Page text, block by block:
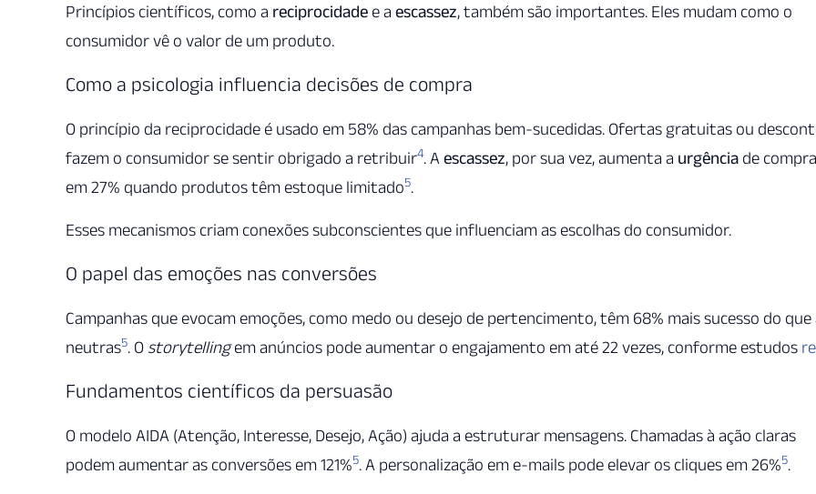
Princípios científicos, como a reciprocidade e a escassez, também são importantes. Eles mudam como o
consumidor vê o valor de um produto.
Como a psicologia influencia decisões de compra
O princípio da reciprocidade é usado em 58% das campanhas bem-sucedidas. Ofertas gratuitas ou
fazem o consumidor se sentir obrigado a retribuir4. Aescassez, por sua vez, aumenta a urgência de compra
em 27% quando produtos têm estoque limitado5.
Esses mecanismos criam conexões subconscientes que influenciam as escolhas do consumidor.
O papel das emoções nas conversões
Campanhas que evocam emoções, como medo ou desejo de pertencimento, têm 68% mais sucesso do que
neutras5. O storytellingem anúncios pode aumentar o engajamento em até 22 vezes, conforme estudos
Fundamentos científicos da persuasão
O modelo AIDA (Atenção, Interesse, Desejo, Ação) ajuda a estruturar mensagens. Chamadas à ação claras
podem aumentar as conversões em 121%5. A personalização em e-mails pode elevar os cliques em 26%5.